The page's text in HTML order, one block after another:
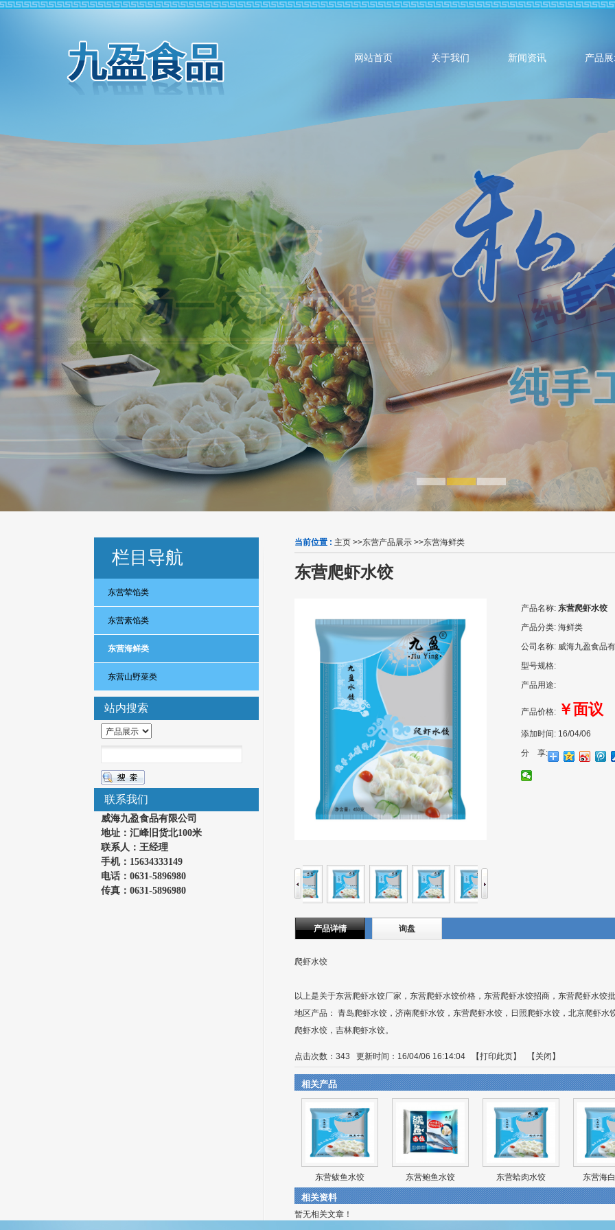
网站首页 关于我们 新闻资讯 产品
1 2
当前位置 : 主页 >>东营产品展示 >>东营海鲜类
东营爬虾水饺
产品名称: 东营爬虾水饺
产品分类: 海鲜类
公司名称: 威海九盈食品
型号规格:
产品用途:
产品价格: ￥面议
添加时间: 16/04/06
分 享:
产品详情 询盘
爬虾水饺
以上是关于东营爬虾水饺厂家，东营爬虾水饺价格，东营爬虾水饺招商，东营爬虾水饺
地区产品： 青岛爬虾水饺 ， 济南爬虾水饺 ， 东营爬虾水饺 ， 日照爬虾水饺 ， 北京爬虾水
爬虾水饺 ， 吉林爬虾水饺。
点击次数： 343 更新时间：16/04/06 16:14:04 【打印此页】 【 关闭 】
相关产品
东营鲅鱼水饺 东营鲍鱼水饺 东营蛤肉水饺 东营海
相关资料
暂无相关文章！
栏目导航
东营荤馅类
东营素馅类
东营海鲜类
东营山野菜类
站内搜索
联系我们
威海九盈食品有限公司
地址：汇峰旧货北100米
联系人：王经理
手机：15634333149
电话：0631-5896980
传真：0631-5896980